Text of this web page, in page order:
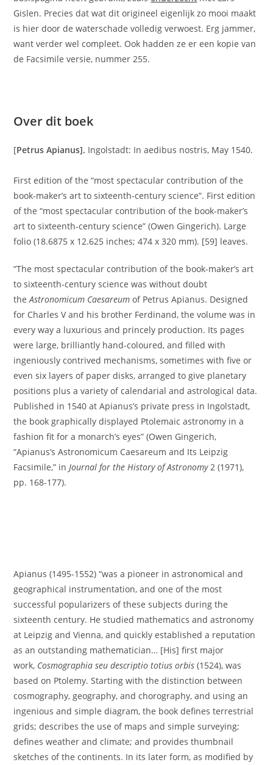
Gislen. Precies dat wat dit origineel eigenlijk zo mooi maakt
is hier door de waterschade volledig verwoest. Erg jammer,
want verder wel compleet. Ook hadden ze er een kopie van
de Facsimile versie, nummer 255.
Over dit boek
[Petrus Apianus]. Ingolstadt: In aedibus nostris, May 1540.
First edition of the “most spectacular contribution of the
book-maker’s art to sixteenth-century science”. First edition
of the “most spectacular contribution of the book-maker’s
art to sixteenth-century science” (Owen Gingerich). Large
folio (18.6875 x 12.625 inches; 474 x 320 mm). [59] leaves.
“The most spectacular contribution of the book-maker’s art
to sixteenth-century science was without doubt
theAstronomicum Caesareum of Petrus Apianus. Designed
for Charles V and his brother Ferdinand, the volume was in
every way a luxurious and princely production. Its pages
were large, brilliantly hand-coloured, and filled with
ingeniously contrived mechanisms, sometimes with five or
even six layers of paper disks, arranged to give planetary
positions plus a variety of calendarial and astrological data.
Published in 1540 at Apianus’s private press in Ingolstadt,
the book graphically displayed Ptolemaic astronomy in a
fashion fit for a monarch’s eyes” (Owen Gingerich,
“Apianus’s Astronomicum Caesareum and Its Leipzig
Facsimile,” in Journal for the History of Astronomy2 (1971),
pp. 168-177).
Apianus (1495-1552) “was a pioneer in astronomical and
geographical instrumentation, and one of the most
successful popularizers of these subjects during the
sixteenth century. He studied mathematics and astronomy
at Leipzig and Vienna, and quickly established a reputation
as an outstanding mathematician… [His] first major
work, Cosmographia seu descriptio totius orbis (1524), was
based on Ptolemy. Starting with the distinction between
cosmography, geography, and chorography, and using an
ingenious and simple diagram, the book defines terrestrial
grids; describes the use of maps and simple surveying;
defines weather and climate; and provides thumbnail
sketches of the continents. In its later form, as modified by